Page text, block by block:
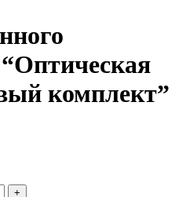
комплект”